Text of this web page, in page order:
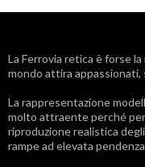
La Ferrovia retica è forse
mondo attira appassionati,
La rappresentazione
molto attraente perché
riproduzione realistica
rampe ad elevata